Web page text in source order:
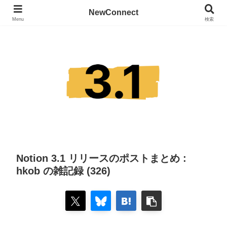
Notion 3.1 リリースのポストまとめ :
hkob の雑記録 (326)
Menu
NewConnect
検索